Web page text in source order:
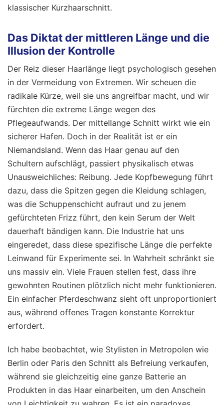
klassischer Kurzhaarschnitt.
Das Diktat der mittleren Länge und die
Illusion der Kontrolle
Der Reiz dieser Haarlänge liegt psychologisch gesehen
in der Vermeidung von Extremen. Wir scheuen die
radikale Kürze, weil sie uns angreifbar macht, und wir
fürchten die extreme Länge wegen des
Pflegeaufwands. Der mittellange Schnitt wirkt wie ein
sicherer Hafen. Doch in der Realität ist er ein
Niemandsland. Wenn das Haar genau auf den
Schultern aufschlägt, passiert physikalisch etwas
Unausweichliches: Reibung. Jede Kopfbewegung führt
dazu, dass die Spitzen gegen die Kleidung schlagen,
was die Schuppenschicht aufraut und zu jenem
gefürchteten Frizz führt, den kein Serum der Welt
dauerhaft bändigen kann. Die Industrie hat uns
eingeredet, dass diese spezifische Länge die perfekte
Leinwand für Experimente sei. In Wahrheit schränkt sie
uns massiv ein. Viele Frauen stellen fest, dass ihre
gewohnten Routinen plötzlich nicht mehr funktionieren.
Ein einfacher Pferdeschwanz sieht oft unproportioniert
aus, während offenes Tragen konstante Korrektur
erfordert.
Ich habe beobachtet, wie Stylisten in Metropolen wie
Berlin oder Paris den Schnitt als Befreiung verkaufen,
während sie gleichzeitig eine ganze Batterie an
Produkten in das Haar einarbeiten, um den Anschein